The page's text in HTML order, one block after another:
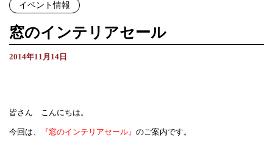
イベント情報
窓のインテリアセール
2014年11月14日
皆さん こんにちは。
今回は、 『窓のインテリアセール』のご案内です。